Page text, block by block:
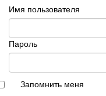
Имя пользователя
Пароль
Запомнить меня